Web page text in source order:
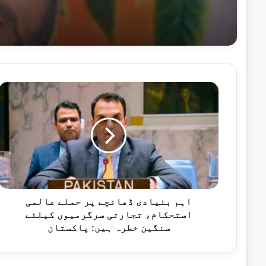
رانا خلیل احمد — خدمت کا دوسرا نام
14 گھنٹے پہلے
ا
م
ب
ی
د
ی
چ
اہم بنیادی ڈھانچے پر حملے عالمی
استحکام، تجارتی سرگرمیوں کیلئے
سنگین خطرہ ہیں: پاکستان